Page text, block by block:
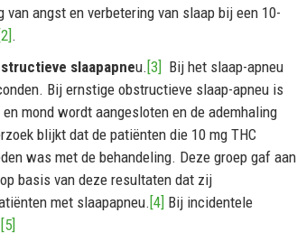
angst en verbetering van slaap bij een 10-
[2] .
slaapapneu. [3] Bij het slaap-apneu
Bij ernstige obstructieve slaap-apneu is
en mond wordt aangesloten en de ademhaling
blijkt dat de patiënten die 10 mg THC
was met de behandeling. Deze groep gaf aan
basis van deze resultaten dat zij
met slaapapneu. [4] Bij incidentele
[5]